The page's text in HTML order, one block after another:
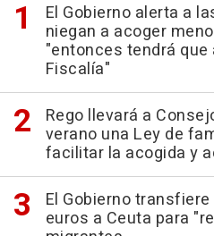
El Gobierno alerta a
niegan a acoger
"entonces tendrá
Fiscalía"
Rego llevará a
verano una Ley de
facilitar la acogida y
El Gobierno
euros a Ceuta para